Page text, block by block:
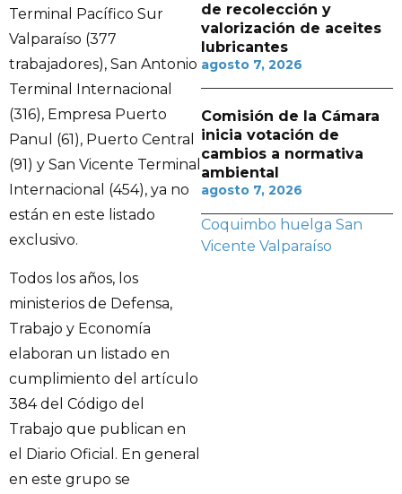
Terminal Pacífico Sur
Valparaíso (377
trabajadores), San Antonio
Terminal Internacional
(316), Empresa Puerto
Panul (61), Puerto Central
(91) y San Vicente Terminal
Internacional (454), ya no
están en este listado
exclusivo.
Todos los años, los
ministerios de Defensa,
Trabajo y Economía
elaboran un listado en
cumplimiento del artículo
384 del Código del
Trabajo que publican en
el Diario Oficial. En general
en este grupo se
de recolección y
valorización de aceites
lubricantes
agosto 7, 2026
Comisión de la Cámara
inicia votación de
cambios a normativa
ambiental
agosto 7, 2026
Coquimbo huelga San
Vicente Valparaíso